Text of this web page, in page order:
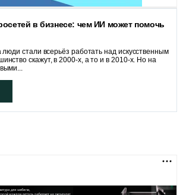
в бизнесе: чем ИИ может помочь
люди стали всерьёз работать над искусственным
скажут, в 2000-х, а то и в 2010-х. Но на